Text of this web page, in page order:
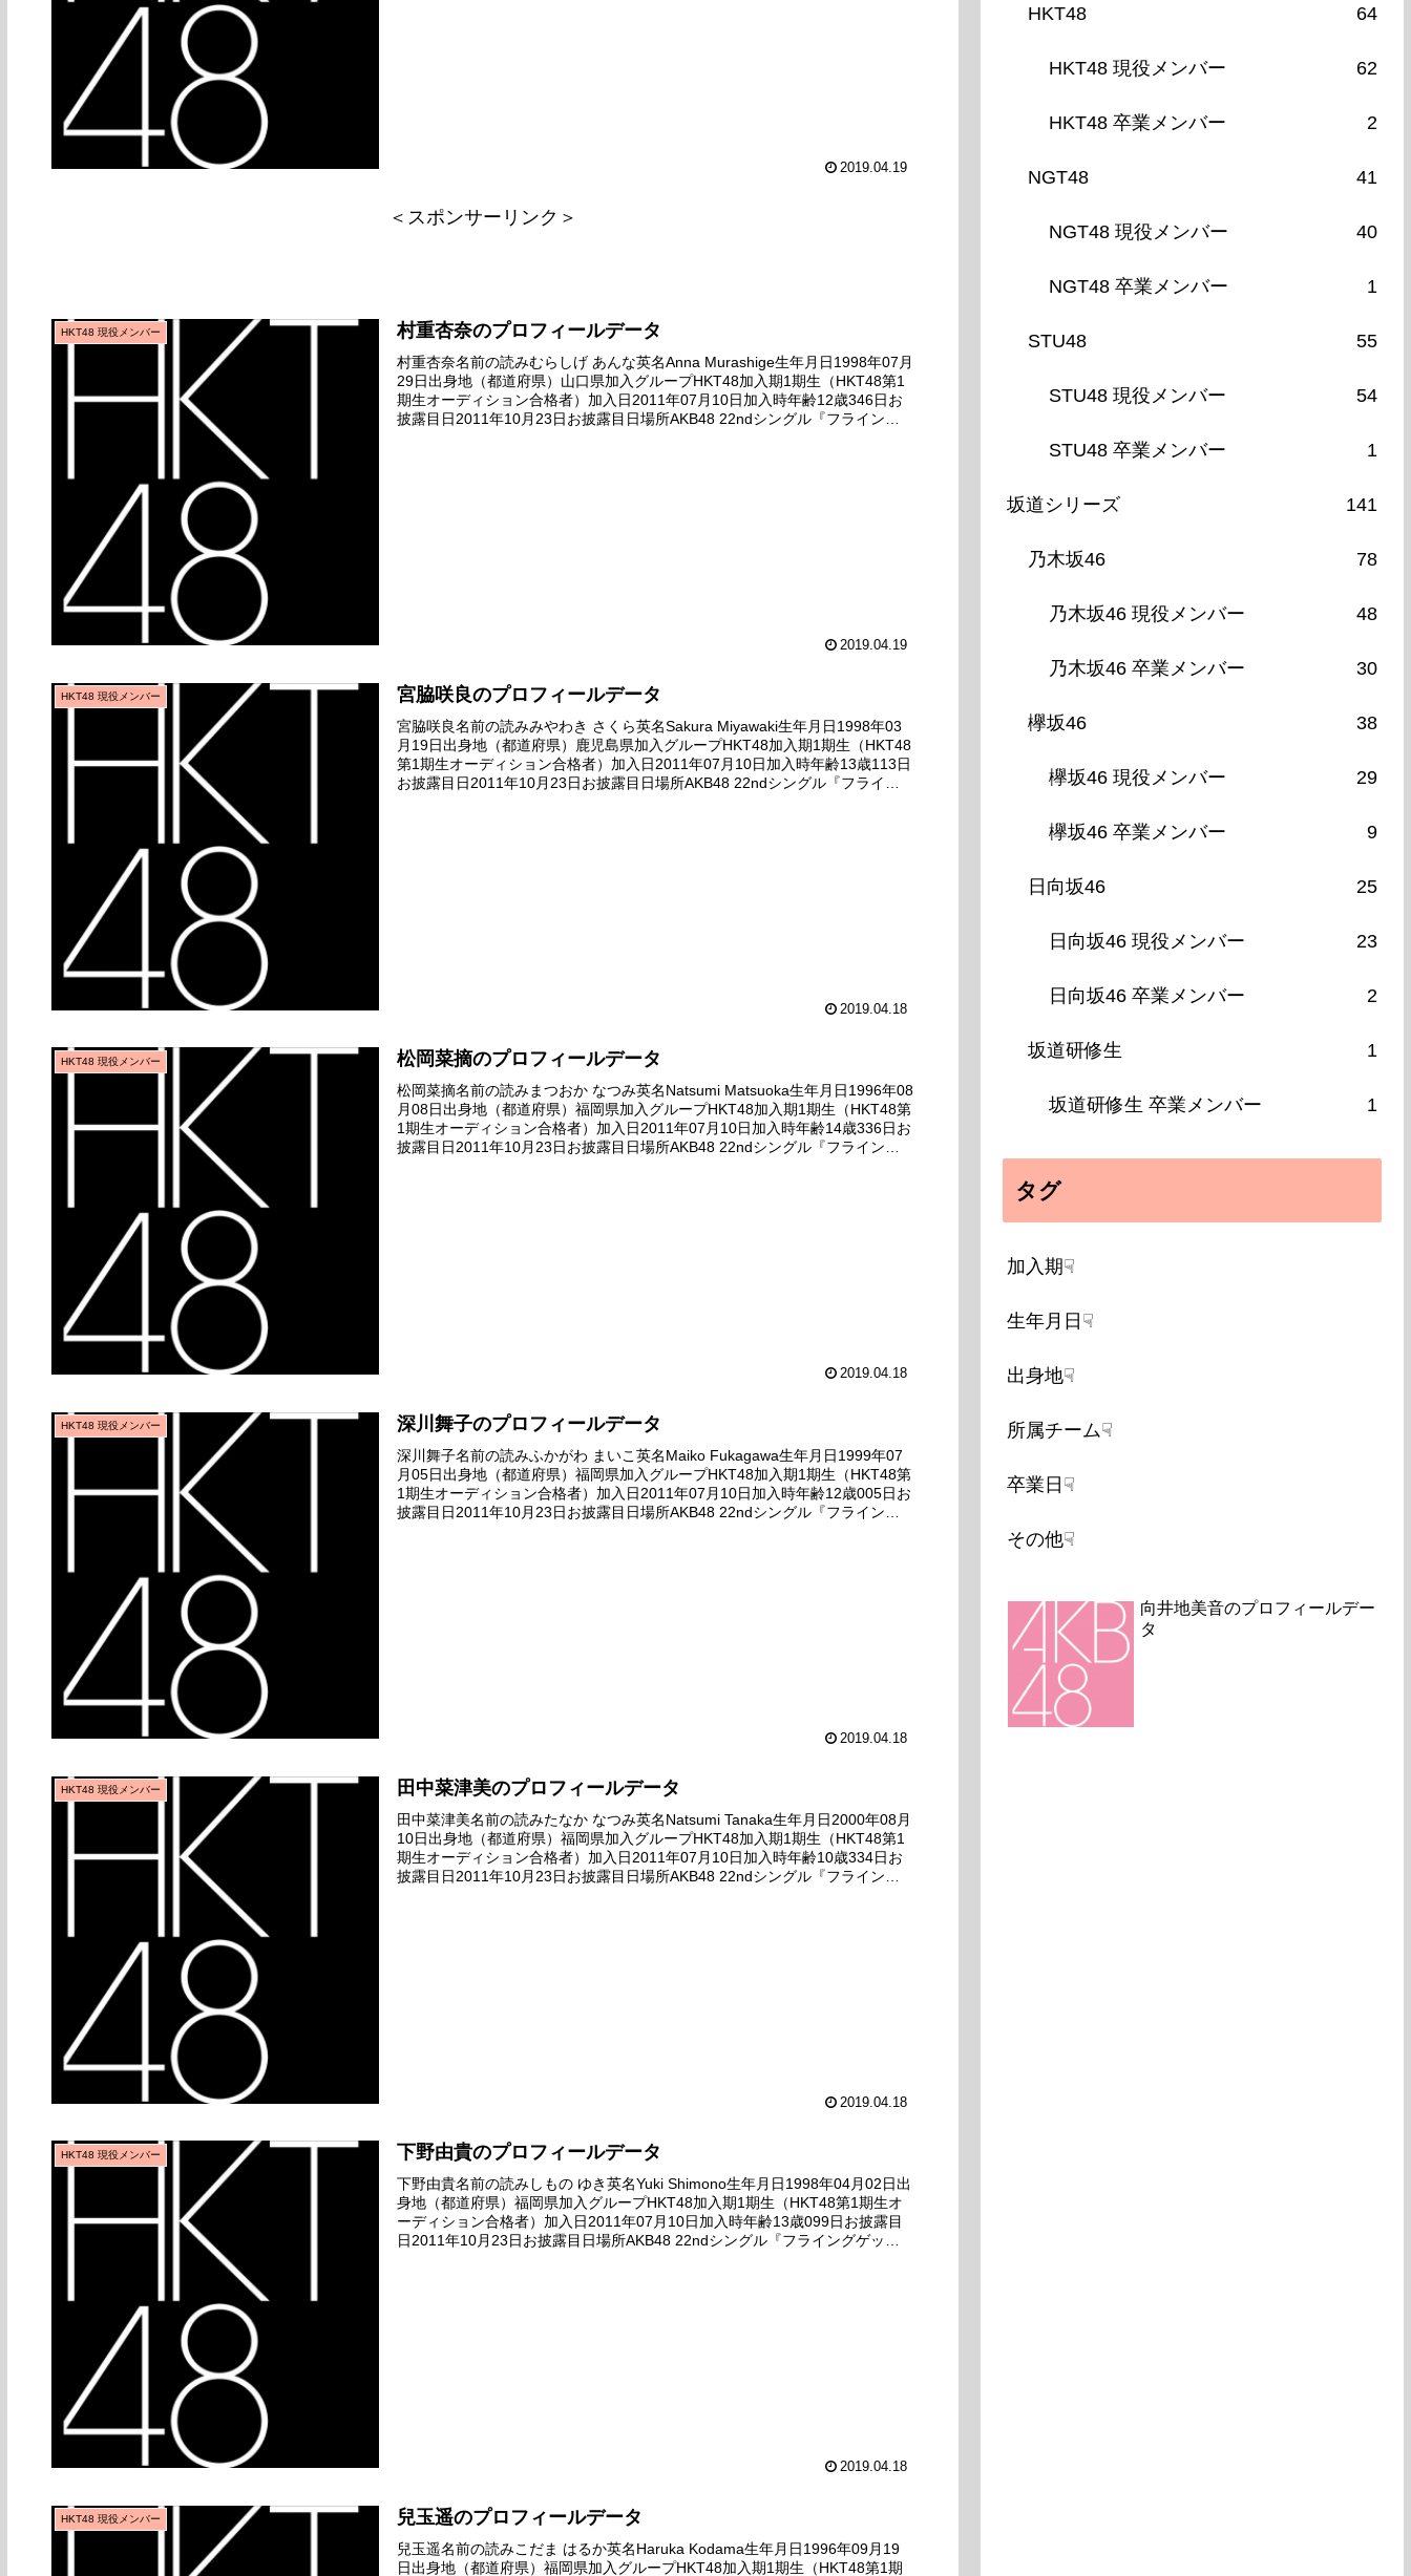
2019.04.19
＜スポンサーリンク＞
HKT48 現役メンバー 村重杏奈のプロフィールデータ
村重杏奈名前の読みむらしげ あんな英名Anna Murashige生年月日1998年07月
29日出身地（都道府県）山口県加入グループHKT48加入期1期生（HKT48第1
期生オーディション合格者）加入日2011年07月10日加入時年齢12歳346日お
披露目日2011年10月23日お披露目日場所AKB48 22ndシングル『フライング
2019.04.19
HKT48 現役メンバー 宮脇咲良のプロフィールデータ
宮脇咲良名前の読みみやわき さくら英名Sakura Miyawaki生年月日1998年03
月19日出身地（都道府県）鹿児島県加入グループHKT48加入期1期生（HKT48
第1期生オーディション合格者）加入日2011年07月10日加入時年齢13歳113日
お披露目日2011年10月23日お披露目日場所AKB48 22ndシングル『フライン
2019.04.18
HKT48 現役メンバー 松岡菜摘のプロフィールデータ
松岡菜摘名前の読みまつおか なつみ英名Natsumi Matsuoka生年月日1996年08
月08日出身地（都道府県）福岡県加入グループHKT48加入期1期生（HKT48第
1期生オーディション合格者）加入日2011年07月10日加入時年齢14歳336日お
披露目日2011年10月23日お披露目日場所AKB48 22ndシングル『フライング
2019.04.18
HKT48 現役メンバー 深川舞子のプロフィールデータ
深川舞子名前の読みふかがわ まいこ英名Maiko Fukagawa生年月日1999年07
月05日出身地（都道府県）福岡県加入グループHKT48加入期1期生（HKT48第
1期生オーディション合格者）加入日2011年07月10日加入時年齢12歳005日お
披露目日2011年10月23日お披露目日場所AKB48 22ndシングル『フライング
2019.04.18
HKT48 現役メンバー 田中菜津美のプロフィールデータ
田中菜津美名前の読みたなか なつみ英名Natsumi Tanaka生年月日2000年08月
10日出身地（都道府県）福岡県加入グループHKT48加入期1期生（HKT48第1
期生オーディション合格者）加入日2011年07月10日加入時年齢10歳334日お
披露目日2011年10月23日お披露目日場所AKB48 22ndシングル『フライング
2019.04.18
HKT48 現役メンバー 下野由貴のプロフィールデータ
下野由貴名前の読みしもの ゆき英名Yuki Shimono生年月日1998年04月02日出
身地（都道府県）福岡県加入グループHKT48加入期1期生（HKT48第1期生オ
ーディション合格者）加入日2011年07月10日加入時年齢13歳099日お披露目
日2011年10月23日お披露目日場所AKB48 22ndシングル『フライングゲッ
2019.04.18
HKT48 現役メンバー 兒玉遥のプロフィールデータ
兒玉遥名前の読みこだま はるか英名Haruka Kodama生年月日1996年09月19
日出身地（都道府県）福岡県加入グループHKT48加入期1期生（HKT48第1期
HKT48 64
HKT48 現役メンバー 62
HKT48 卒業メンバー 2
NGT48 41
NGT48 現役メンバー 40
NGT48 卒業メンバー 1
STU48 55
STU48 現役メンバー 54
STU48 卒業メンバー 1
坂道シリーズ 141
乃木坂46 78
乃木坂46 現役メンバー 48
乃木坂46 卒業メンバー 30
欅坂46 38
欅坂46 現役メンバー 29
欅坂46 卒業メンバー 9
日向坂46 25
日向坂46 現役メンバー 23
日向坂46 卒業メンバー 2
坂道研修生 1
坂道研修生 卒業メンバー 1
タグ
加入期☟
生年月日☟
出身地☟
所属チーム☟
卒業日☟
その他☟
向井地美音のプロフィールデー
タ